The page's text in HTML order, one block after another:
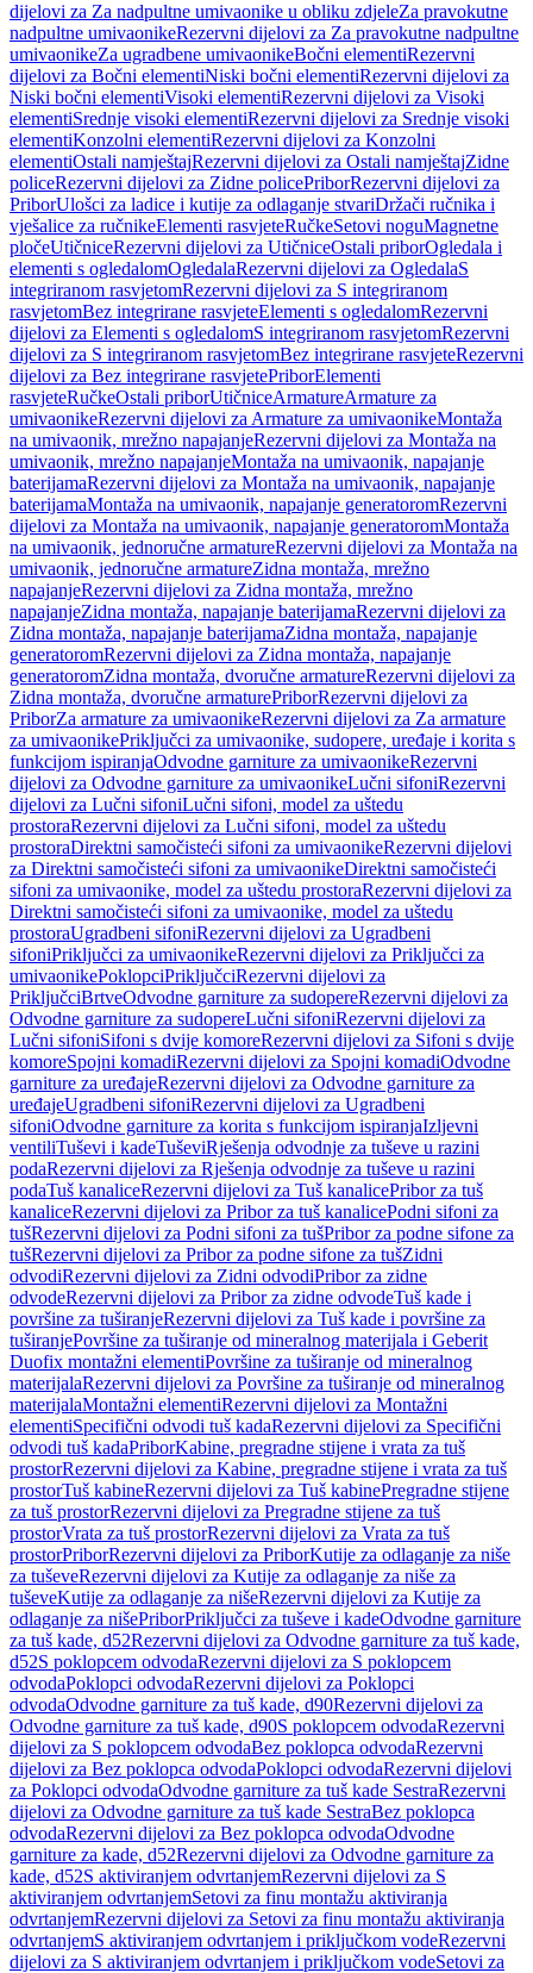
dijelovi za Za nadpultne umivaonike u obliku zdjeleZa pravokutne
nadpultne umivaonikeRezervni dijelovi za Za pravokutne nadpultne
umivaonikeZa ugradbene umivaonikeBočni elementiRezervni
dijelovi za Bočni elementiNiski bočni elementiRezervni dijelovi za
Niski bočni elementiVisoki elementiRezervni dijelovi za Visoki
elementiSrednje visoki elementiRezervni dijelovi za Srednje visoki
elementiKonzolni elementiRezervni dijelovi za Konzolni
elementiOstali namještajRezervni dijelovi za Ostali namještajZidne
policeRezervni dijelovi za Zidne policePriborRezervni dijelovi za
PriborUlošci za ladice i kutije za odlaganje stvariDržači ručnika i
vješalice za ručnikeElementi rasvjeteRučkeSetovi noguMagnetne
pločeUtičniceRezervni dijelovi za UtičniceOstali priborOgledala i
elementi s ogledalomOgledalaRezervni dijelovi za OgledalaS
integriranom rasvjetomRezervni dijelovi za S integriranom
rasvjetomBez integrirane rasvjeteElementi s ogledalomRezervni
dijelovi za Elementi s ogledalomS integriranom rasvjetomRezervni
dijelovi za S integriranom rasvjetomBez integrirane rasvjeteRezervni
dijelovi za Bez integrirane rasvjetePriborElementi
rasvjeteRučkeOstali priborUtičniceArmatureArmature za
umivaonikeRezervni dijelovi za Armature za umivaonikeMontaža
na umivaonik, mrežno napajanjeRezervni dijelovi za Montaža na
umivaonik, mrežno napajanjeMontaža na umivaonik, napajanje
baterijamaRezervni dijelovi za Montaža na umivaonik, napajanje
baterijamaMontaža na umivaonik, napajanje generatoromRezervni
dijelovi za Montaža na umivaonik, napajanje generatoromMontaža
na umivaonik, jednoručne armatureRezervni dijelovi za Montaža na
umivaonik, jednoručne armatureZidna montaža, mrežno
napajanjeRezervni dijelovi za Zidna montaža, mrežno
napajanjeZidna montaža, napajanje baterijamaRezervni dijelovi za
Zidna montaža, napajanje baterijamaZidna montaža, napajanje
generatoromRezervni dijelovi za Zidna montaža, napajanje
generatoromZidna montaža, dvoručne armatureRezervni dijelovi za
Zidna montaža, dvoručne armaturePriborRezervni dijelovi za
PriborZa armature za umivaonikeRezervni dijelovi za Za armature
za umivaonikePriključci za umivaonike, sudopere, uređaje i korita s
funkcijom ispiranjaOdvodne garniture za umivaonikeRezervni
dijelovi za Odvodne garniture za umivaonikeLučni sifoniRezervni
dijelovi za Lučni sifoniLučni sifoni, model za uštedu
prostoraRezervni dijelovi za Lučni sifoni, model za uštedu
prostoraDirektni samočisteći sifoni za umivaonikeRezervni dijelovi
za Direktni samočisteći sifoni za umivaonikeDirektni samočisteći
sifoni za umivaonike, model za uštedu prostoraRezervni dijelovi za
Direktni samočisteći sifoni za umivaonike, model za uštedu
prostoraUgradbeni sifoniRezervni dijelovi za Ugradbeni
sifoniPriključci za umivaonikeRezervni dijelovi za Priključci za
umivaonikePoklopciPriključciRezervni dijelovi za
PriključciBrtveOdvodne garniture za sudopereRezervni dijelovi za
Odvodne garniture za sudopereLučni sifoniRezervni dijelovi za
Lučni sifoniSifoni s dvije komoreRezervni dijelovi za Sifoni s dvije
komoreSpojni komadiRezervni dijelovi za Spojni komadiOdvodne
garniture za uređajeRezervni dijelovi za Odvodne garniture za
uređajeUgradbeni sifoniRezervni dijelovi za Ugradbeni
sifoniOdvodne garniture za korita s funkcijom ispiranjaIzljevni
ventiliTuševi i kadeTuševiRješenja odvodnje za tuševe u razini
podaRezervni dijelovi za Rješenja odvodnje za tuševe u razini
podaTuš kanaliceRezervni dijelovi za Tuš kanalicePribor za tuš
kanaliceRezervni dijelovi za Pribor za tuš kanalicePodni sifoni za
tušRezervni dijelovi za Podni sifoni za tušPribor za podne sifone za
tušRezervni dijelovi za Pribor za podne sifone za tušZidni
odvodiRezervni dijelovi za Zidni odvodiPribor za zidne
odvodeRezervni dijelovi za Pribor za zidne odvodeTuš kade i
površine za tuširanjeRezervni dijelovi za Tuš kade i površine za
tuširanjePovršine za tuširanje od mineralnog materijala i Geberit
Duofix montažni elementiPovršine za tuširanje od mineralnog
materijalaRezervni dijelovi za Površine za tuširanje od mineralnog
materijalaMontažni elementiRezervni dijelovi za Montažni
elementiSpecifični odvodi tuš kadaRezervni dijelovi za Specifični
odvodi tuš kadaPriborKabine, pregradne stijene i vrata za tuš
prostorRezervni dijelovi za Kabine, pregradne stijene i vrata za tuš
prostorTuš kabineRezervni dijelovi za Tuš kabinePregradne stijene
za tuš prostorRezervni dijelovi za Pregradne stijene za tuš
prostorVrata za tuš prostorRezervni dijelovi za Vrata za tuš
prostorPriborRezervni dijelovi za PriborKutije za odlaganje za niše
za tuševeRezervni dijelovi za Kutije za odlaganje za niše za
tuševeKutije za odlaganje za nišeRezervni dijelovi za Kutije za
odlaganje za nišePriborPriključci za tuševe i kadeOdvodne garniture
za tuš kade, d52Rezervni dijelovi za Odvodne garniture za tuš kade,
d52S poklopcem odvodaRezervni dijelovi za S poklopcem
odvodaPoklopci odvodaRezervni dijelovi za Poklopci
odvodaOdvodne garniture za tuš kade, d90Rezervni dijelovi za
Odvodne garniture za tuš kade, d90S poklopcem odvodaRezervni
dijelovi za S poklopcem odvodaBez poklopca odvodaRezervni
dijelovi za Bez poklopca odvodaPoklopci odvodaRezervni dijelovi
za Poklopci odvodaOdvodne garniture za tuš kade SestraRezervni
dijelovi za Odvodne garniture za tuš kade SestraBez poklopca
odvodaRezervni dijelovi za Bez poklopca odvodaOdvodne
garniture za kade, d52Rezervni dijelovi za Odvodne garniture za
kade, d52S aktiviranjem odvrtanjemRezervni dijelovi za S
aktiviranjem odvrtanjemSetovi za finu montažu aktiviranja
odvrtanjemRezervni dijelovi za Setovi za finu montažu aktiviranja
odvrtanjemS aktiviranjem odvrtanjem i priključkom vodeRezervni
dijelovi za S aktiviranjem odvrtanjem i priključkom vodeSetovi za